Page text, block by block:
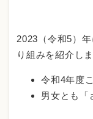
2023（令和5）
り組みを紹介しま
令和4年度
男女とも「